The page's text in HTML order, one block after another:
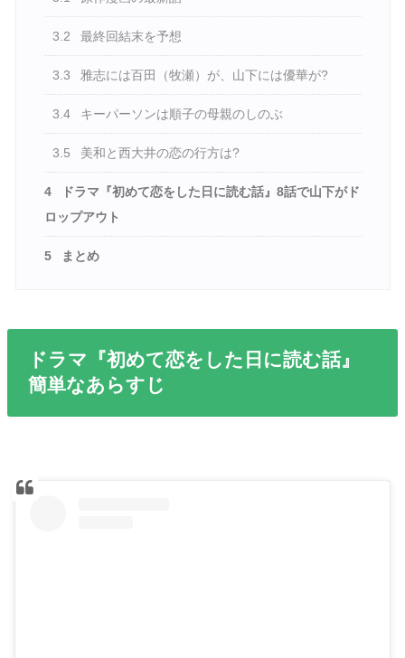
3.2 最終回結末を予想
3.3 雅志には百田（牧瀬）が、山下には優華が?
3.4 キーパーソンは順子の母親のしのぶ
3.5 美和と西大井の恋の行方は?
4
ドラマ『初めて恋をした日に読む話』8話で山下がド
ロップアウト
5 まとめ
ドラマ『初めて恋をした日に読む話』
簡単なあらすじ